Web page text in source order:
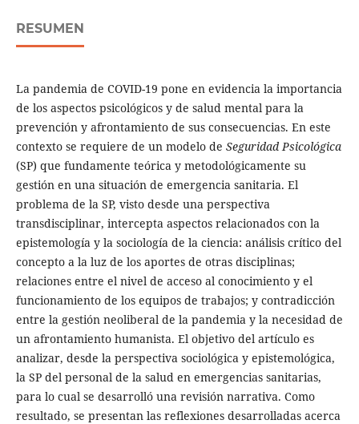
RESUMEN
La pandemia de COVID-19 pone en evidencia la importancia
de los aspectos psicológicos y de salud mental para la
prevención y afrontamiento de sus consecuencias. En este
contexto se requiere de un modelo de Seguridad Psicológica
(SP) que fundamente teórica y metodológicamente su
gestión en una situación de emergencia sanitaria. El
problema de la SP, visto desde una perspectiva
transdisciplinar, intercepta aspectos relacionados con la
epistemología y la sociología de la ciencia: análisis crítico del
concepto a la luz de los aportes de otras disciplinas;
relaciones entre el nivel de acceso al conocimiento y el
funcionamiento de los equipos de trabajos; y contradicción
entre la gestión neoliberal de la pandemia y la necesidad de
un afrontamiento humanista. El objetivo del artículo es
analizar, desde la perspectiva sociológica y epistemológica,
la SP del personal de la salud en emergencias sanitarias,
para lo cual se desarrolló una revisión narrativa. Como
resultado, se presentan las reflexiones desarrolladas acerca